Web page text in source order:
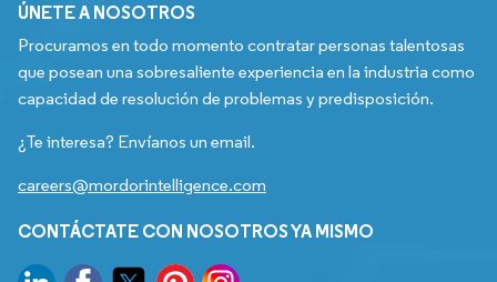
ÚNETE A NOSOTROS
Procuramos en todo momento contratar personas talentosas
que posean una sobresaliente experiencia en la industria como
capacidad de resolución de problemas y predisposición.
¿Te interesa? Envíanos un email.
careers@mordorintelligence.com
CONTÁCTATE CON NOSOTROS YA MISMO